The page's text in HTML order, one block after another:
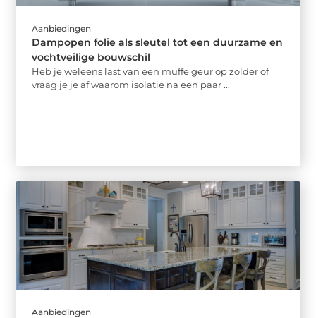
Aanbiedingen
Dampopen folie als sleutel tot een duurzame en
vochtveilige bouwschil
Heb je weleens last van een muffe geur op zolder of
vraag je je af waarom isolatie na een paar ...
Aanbiedingen